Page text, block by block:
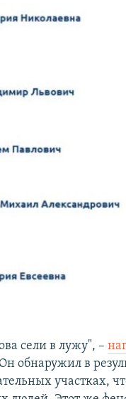
сели в лужу", –
обнаружил в
участках,